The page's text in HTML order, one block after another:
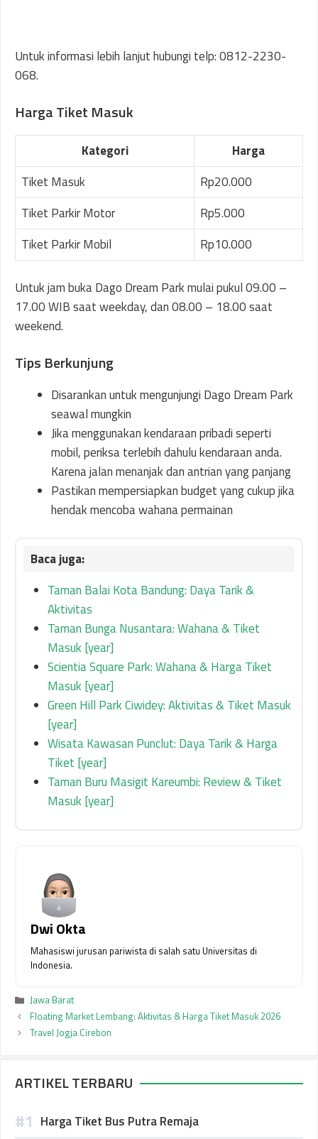
Untuk informasi lebih lanjut hubungi telp: 0812-2230-
068.
Harga Tiket Masuk
Kategori
Harga
Tiket Masuk
Rp20.000
Tiket Parkir Motor
Rp5.000
Tiket Parkir Mobil
Rp10.000
Untuk jam buka Dago Dream Park mulai pukul 09.00 –
17.00 WIB saat weekday, dan 08.00 – 18.00 saat
weekend.
Tips Berkunjung
Disarankan untuk mengunjungi Dago Dream Park
seawal mungkin
Jika menggunakan kendaraan pribadi seperti
mobil, periksa terlebih dahulu kendaraan anda.
Karena jalan menanjak dan antrian yang panjang
Pastikan mempersiapkan budget yang cukup jika
hendak mencoba wahana permainan
Taman Balai Kota Bandung: Daya Tarik &
Aktivitas
Taman Bunga Nusantara: Wahana & Tiket
Masuk [year]
Scientia Square Park: Wahana & Harga Tiket
Masuk [year]
Green Hill Park Ciwidey: Aktivitas & Tiket Masuk
[year]
Wisata Kawasan Punclut: Daya Tarik & Harga
Tiket [year]
Taman Buru Masigit Kareumbi: Review & Tiket
Masuk [year]
Dwi Okta
Mahasiswi jurusan pariwista di salah satu Universitas di
Indonesia.
Kategori
Jawa Barat
Floating Market Lembang: Aktivitas & Harga Tiket Masuk 2026
Travel Jogja Cirebon
ARTIKEL TERBARU
Harga Tiket Bus Putra Remaja